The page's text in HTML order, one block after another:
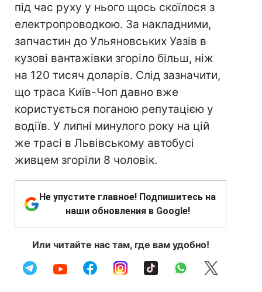
під час руху у нього щось скоїлося з
електропроводкою. За накладними,
запчастин до Ульяновських Уазiв в
кузові вантажівки згоріло більш, ніж
на 120 тисяч доларів. Слід зазначити,
що траса Київ-Чоп давно вже
користується поганою репутацією у
водіїв. У липні минулого року на цій
же трасі в Львівському автобусі
живцем згоріли 8 чоловік.
Не упустите главное! Подпишитесь на
наши обновления в Google!
Или читайте нас там, где вам удобно!